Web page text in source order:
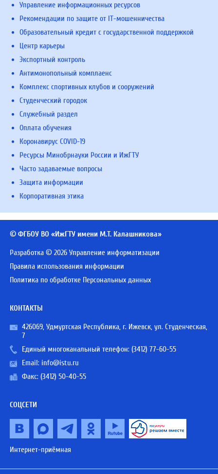
Управление информационных ресурсов
Рекомендации по защите от IT-мошенничества
Образовательный кредит с государственной поддержкой
Центр карьеры
Экспортный контроль
Антимонопольный комплаенс
Комплекс спортивных клубов и сооружений
Студенческий городок
Служебный раздел
Оплата обучения
Коронавирус COVID-19
Ресурсы Минобрнауки России и ИжГТУ
Часто задаваемые вопросы
Защита информации
Корпоративная этика
© ФГБОУ ВО «ИжГТУ имени М.Т. Калашникова»
Разработка © 2026 Управление информатизации
Правила использования информации
Политика по обработке Персональных данных
КОНТАКТЫ
426069, Удмуртская Республика, г. Ижевск, ул. Студенческая,
7
Единый многоканальный телефон: (3412) 77-60-55
Email: info@istu.ru
Факс: (3412) 50-40-55
СОЦСЕТИ
Интернет-приёмная